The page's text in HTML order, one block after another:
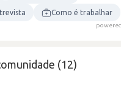
Como é trabalhar
(12)